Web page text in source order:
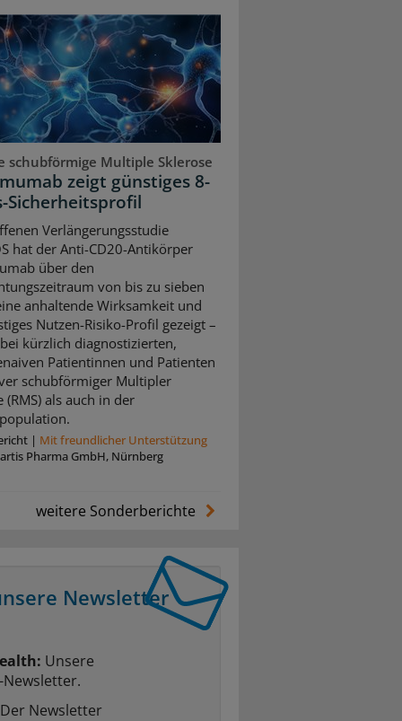
schubförmige Multiple Sklerose
zeigt günstiges 8-
Sicherheitsprofil
Verlängerungsstudie
hat der Anti-CD20-Antikörper
über den
von bis zu sieben
anhaltende Wirksamkeit und
Nutzen-Risiko-Profil gezeigt –
kürzlich diagnostizierten,
Patientinnen und Patienten
schubförmiger Multipler
(RMS) als auch in der
| Mit freundlicher Unterstützung
Pharma GmbH, Nürnberg
weitere Sonderberichte
Newsletter
Unsere
Der Newsletter